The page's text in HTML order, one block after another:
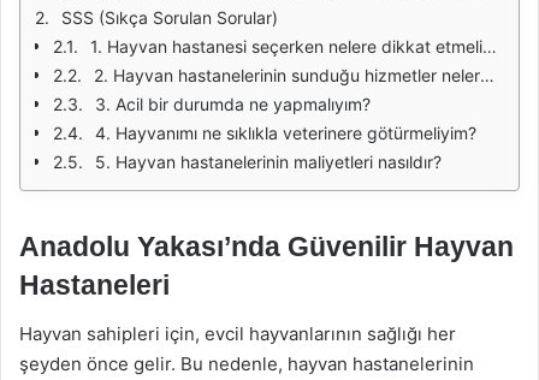
SSS (Sıkça Sorulan Sorular)
1. Hayvan hastanesi seçerken nelere dikkat etmeliyim?
2. Hayvan hastanelerinin sunduğu hizmetler nelerdir?
3. Acil bir durumda ne yapmalıyım?
4. Hayvanımı ne sıklıkla veterinere götürmeliyim?
5. Hayvan hastanelerinin maliyetleri nasıldır?
Anadolu Yakası’nda Güvenilir Hayvan
Hastaneleri
Hayvan sahipleri için, evcil hayvanlarının sağlığı her
şeyden önce gelir. Bu nedenle, hayvan hastanelerinin